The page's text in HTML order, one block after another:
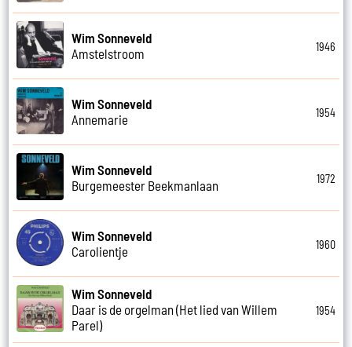
Wim Sonneveld
Amstelstroom
1946
Wim Sonneveld
Annemarie
1954
Wim Sonneveld
Burgemeester Beekmanlaan
1972
Wim Sonneveld
Carolientje
1960
Wim Sonneveld
Daar is de orgelman (Het lied van Willem
Parel)
1954